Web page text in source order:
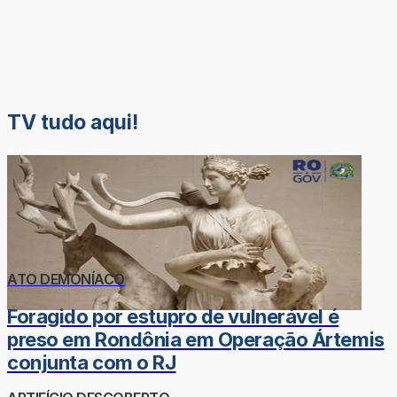
TV tudo aqui!
ATO DEMONÍACO
Foragido por estupro de vulnerável é
preso em Rondônia em Operação Ártemis
conjunta com o RJ